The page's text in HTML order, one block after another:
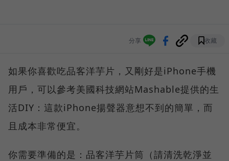
分享 收藏
如果你喜歡吃品客洋芋片，又剛好是iPhone手機
用戶，可以參考美國科技網站Mashable提供的生
活DIY：這款iPhone揚聲器意想不到的簡單，而
且成本非常便宜。
你需要準備的是：品客洋芋片筒（請清洗乾淨並